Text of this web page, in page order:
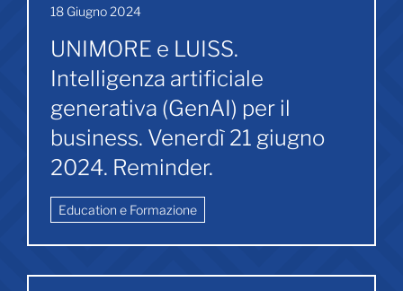
18 Giugno 2024
UNIMORE e LUISS.
Intelligenza artificiale
generativa (GenAI) per il
business. Venerdì 21 giugno
2024. Reminder.
Education e Formazione